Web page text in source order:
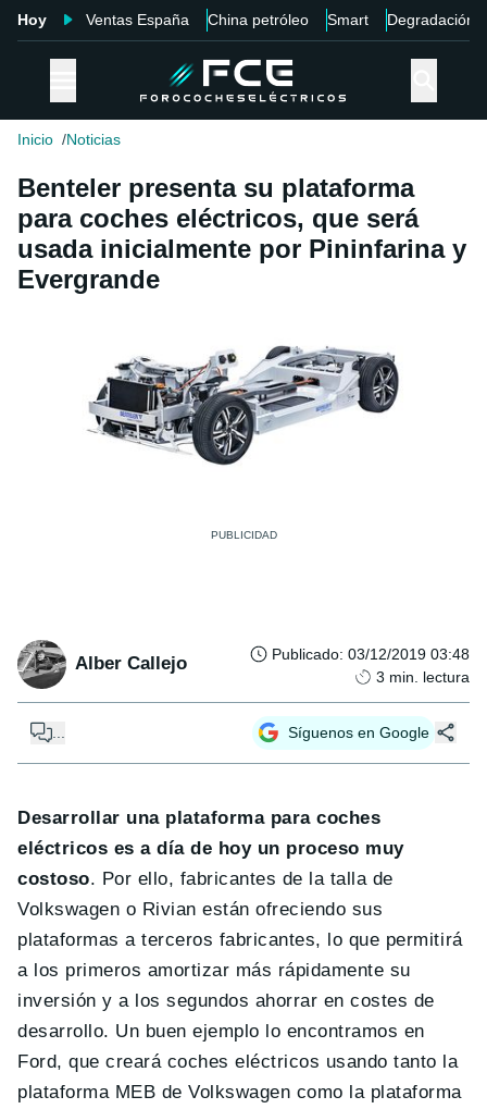
Hoy Ventas España China petróleo Smart Degradación
Inicio Noticias
Benteler presenta su plataforma
para coches eléctricos, que será
usada inicialmente por Pininfarina y
Evergrande
Alber Callejo Publicado: 03/12/2019 03:48
3 min. lectura
Síguenos en Google
Desarrollar una plataforma para coches
eléctricos es a día de hoy un proceso muy
costoso. Por ello, fabricantes de la talla de
Volkswagen o Rivian están ofreciendo sus
plataformas a terceros fabricantes, lo que permitirá
a los primeros amortizar más rápidamente su
inversión y a los segundos ahorrar en costes de
desarrollo. Un buen ejemplo lo encontramos en
Ford, que creará coches eléctricos usando tanto la
plataforma MEB de Volkswagen como la plataforma